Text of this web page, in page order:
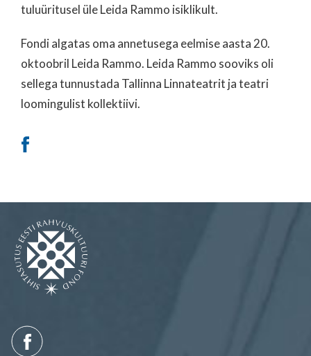
tuluüritusel üle Leida Rammo isiklikult.
Fondi algatas oma annetusega eelmise aasta 20.
oktoobril Leida Rammo. Leida Rammo sooviks oli
sellega tunnustada Tallinna Linnateatrit ja teatri
loomingulist kollektiivi.